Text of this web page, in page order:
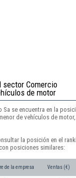
sector Comercio
de motor
Sa se encuentra en la
de vehículos de
la posición en el
posiciones similares:
de la empresa Ventas (€)